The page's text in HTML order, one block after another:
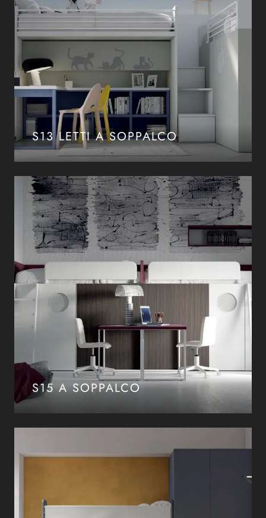
S13 LETTI A SOPPALCO
S15 A SOPPALCO